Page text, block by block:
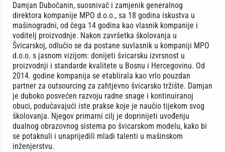
Damjan Dubočanin, suosnivač i zamjenik generalnog
direktora kompanije MPO d.o.o., sa 18 godina iskustva u
mašinogradni, od čega 14 godina kao vlasnik kompanije i
voditelj proizvodnje. Nakon završetka školovanja u
Švicarskoj, odlučio se da postane suvlasnik u kompaniji MPO
d.o.o. s jasnom vizijom: donijeti švicarsku izvrsnost u
proizvodnji i standarde kvalitete u Bosnu i Hercegovinu. Od
2014. godine kompanija se etablirala kao vrlo pouzdan
partner za outsourcing za zahtjevno švicarsko tržište. Damjan
je duboko posvećen razvoju radne snage i kontinuiranoj
obuci, podučavajući iste prakse koje je naučio tijekom svog
školovanja. Njegov primarni cilj je doprinijeti uvođenju
dualnog obrazovnog sistema po švicarskom modelu, kako bi
se potaknuli i unaprijedili mladi talenti u mašinskom
inženjerstvu.